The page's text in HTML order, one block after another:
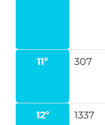
11º 307
12º 1337